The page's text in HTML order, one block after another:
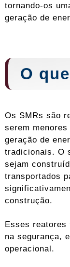
tornando-os
geração de
O
Os SMRs são
serem
geração de
tradicionais. O
sejam
transportados
construção.
Esses reatores
na segurança,
operacional.